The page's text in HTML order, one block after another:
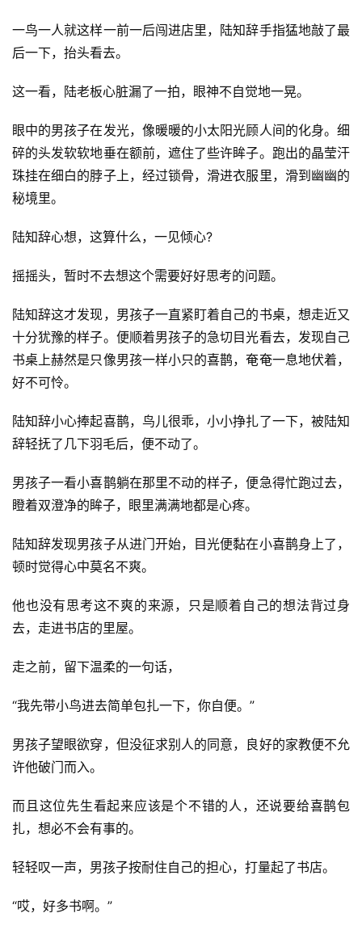
页
📖
语
文
🔥
热
速
🌱
博
主
星
选
🎬
短
剧
登录 注册
一鸟一人就这样一前一后闯进店里，陆知辞手指猛地敲了最
后一下，抬头看去。
这一看，陆老板心脏漏了一拍，眼神不自觉地一晃。
眼中的男孩子在发光，像暖暖的小太阳光顾人间的化身。细
碎的头发软软地垂在额前，遮住了些许眸子。跑出的晶莹汗
珠挂在细白的脖子上，经过锁骨，滑进衣服里，滑到幽幽的
秘境里。
陆知辞心想，这算什么，一见倾心?
摇摇头，暂时不去想这个需要好好思考的问题。
陆知辞这才发现，男孩子一直紧盯着自己的书桌，想走近又
十分犹豫的样子。便顺着男孩子的急切目光看去，发现自己
书桌上赫然是只像男孩一样小只的喜鹊，奄奄一息地伏着，
好不可怜。
陆知辞小心捧起喜鹊，鸟儿很乖，小小挣扎了一下，被陆知
辞轻抚了几下羽毛后，便不动了。
男孩子一看小喜鹊躺在那里不动的样子，便急得忙跑过去，
瞪着双澄净的眸子，眼里满满地都是心疼。
陆知辞发现男孩子从进门开始，目光便黏在小喜鹊身上了，
顿时觉得心中莫名不爽。
他也没有思考这不爽的来源，只是顺着自己的想法背过身
去，走进书店的里屋。
走之前，留下温柔的一句话，
“我先带小鸟进去简单包扎一下，你自便。”
男孩子望眼欲穿，但没征求别人的同意，良好的家教便不允
许他破门而入。
而且这位先生看起来应该是个不错的人，还说要给喜鹊包
扎，想必不会有事的。
轻轻叹一声，男孩子按耐住自己的担心，打量起了书店。
“哎，好多书啊。”